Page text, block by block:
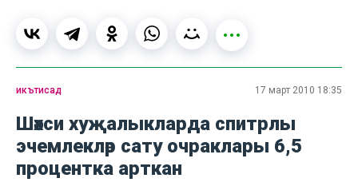
икътисад 17 март 2010 18:35
Шәхси хуҗалыкларда спитрлы
эчемлекләр сату очраклары 6,5
процентка арткан